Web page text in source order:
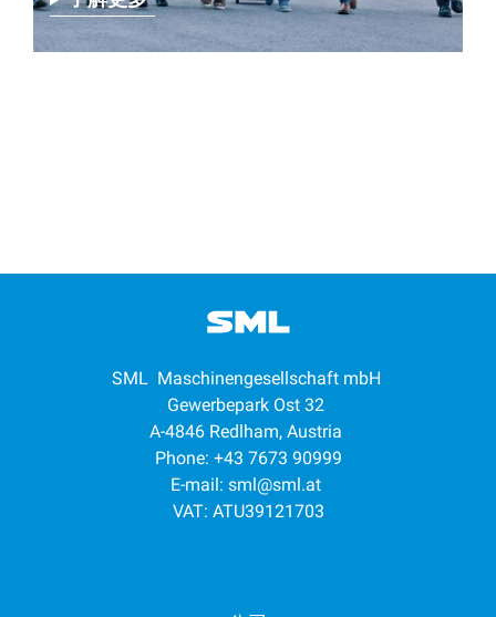
SML Maschinengesellschaft mbH
Gewerbepark Ost 32
A-4846 Redlham, Austria
Phone: +43 7673 90999
E-mail: sml@sml.at
VAT: ATU39121703